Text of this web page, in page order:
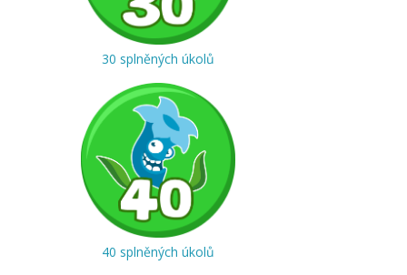
30 splněných úkolů
40 splněných úkolů